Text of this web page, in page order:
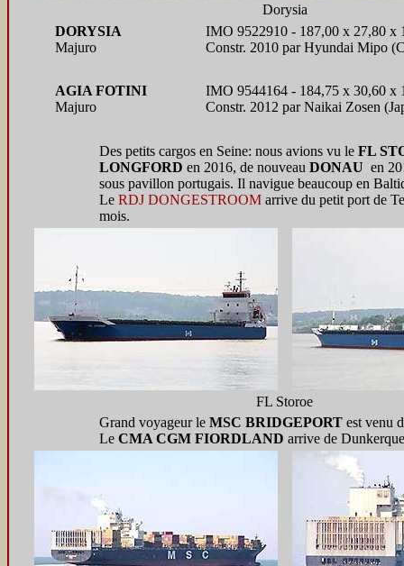
Dorysia
DORYSIA
Majuro
IMO 9522910 - 187,00 x 27,80 x
Constr. 2010 par Hyundai Mipo
AGIA FOTINI
Majuro
IMO 9544164 - 184,75 x 30,60 x
Constr. 2012 par Naikai Zosen
Des petits cargos en Seine: nous avions vu le FL
LONGFORD en 2016, de nouveau DONAU en
sous pavillon portugais. Il navigue beaucoup en
Le RDJ DONGESTROOM arrive du petit port de
mois.
FL Storoe
Grand voyageur le MSC BRIDGEPORT est venu
Le CMA CGM FIORDLAND arrive de